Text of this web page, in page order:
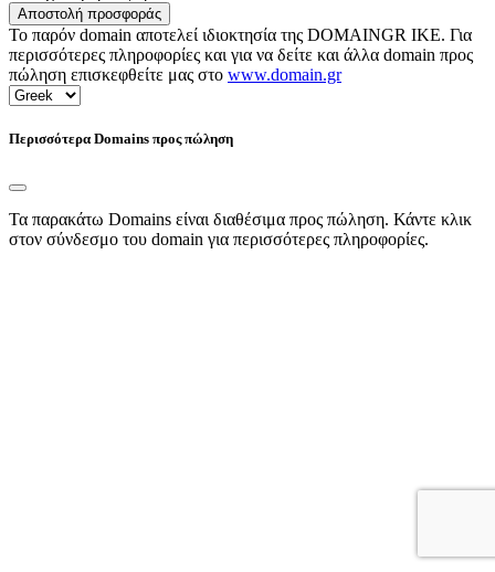
Αποστολή προσφοράς
Το παρόν domain αποτελεί ιδιοκτησία της DOMAINGR ΙΚΕ. Για
περισσότερες πληροφορίες και για να δείτε και άλλα domain προς
πώληση επισκεφθείτε μας στο www.domain.gr
Περισσότερα Domains προς πώληση
Τα παρακάτω Domains είναι διαθέσιμα προς πώληση. Κάντε κλικ
στον σύνδεσμο του domain για περισσότερες πληροφορίες.